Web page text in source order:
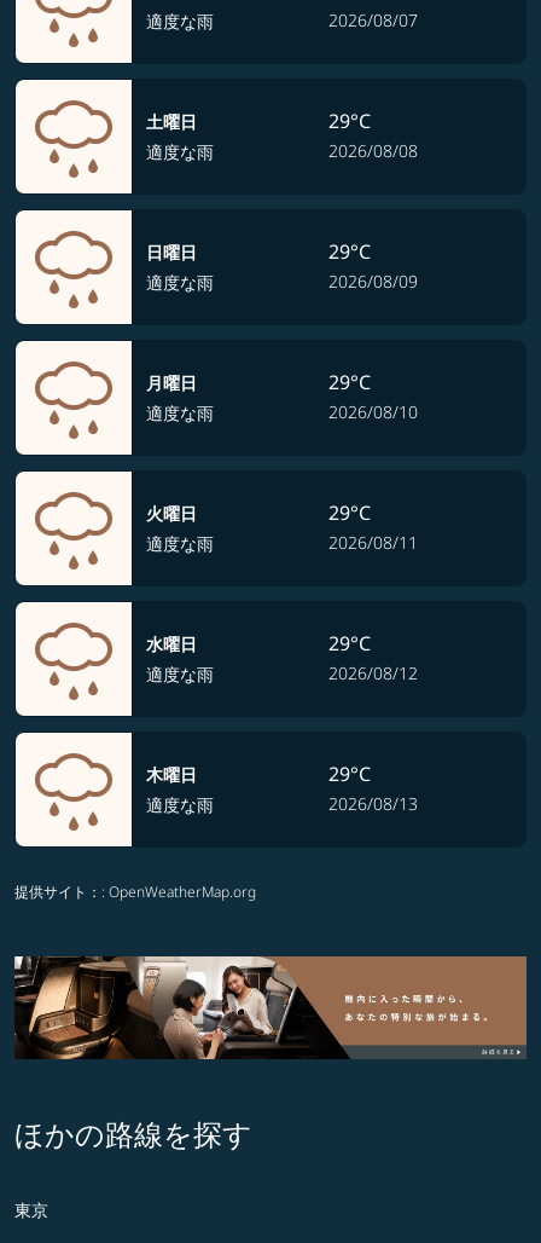
適度な雨
2026/08/07
土曜日
適度な雨
29°C
2026/08/08
日曜日
適度な雨
29°C
2026/08/09
月曜日
適度な雨
29°C
2026/08/10
火曜日
適度な雨
29°C
2026/08/11
水曜日
適度な雨
29°C
2026/08/12
木曜日
適度な雨
29°C
2026/08/13
提供サイト： : OpenWeatherMap.org
ほかの路線を探す
東京